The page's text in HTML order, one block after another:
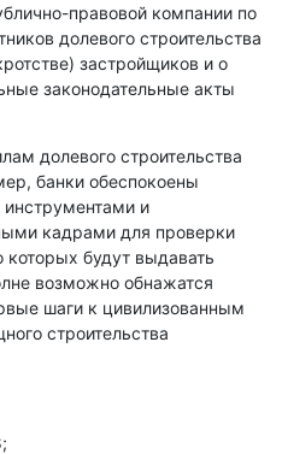
правовой компании по
долевого строительства
застройщиков и о
законодательные акты
долевого строительства
банки обеспокоены
и
кадрами для проверки
которых будут выдавать
возможно обнажатся
шаги к цивилизованным
строительства